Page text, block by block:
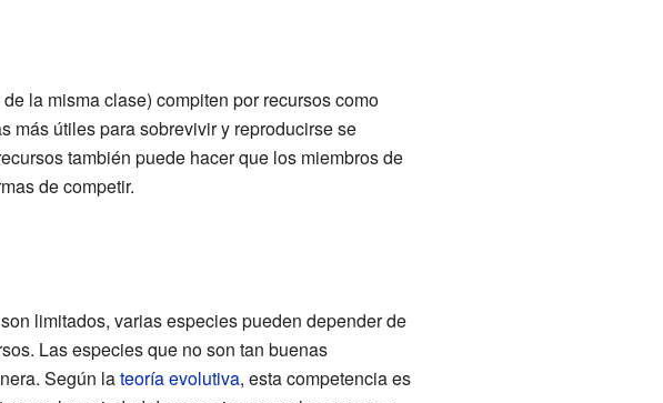
la misma clase) compiten por recursos como
más útiles para sobrevivir y reproducirse se
también puede hacer que los miembros de
de competir.
limitados, varias especies pueden depender de
Las especies que no son tan buenas
Según lateoría evolutiva, esta competencia es